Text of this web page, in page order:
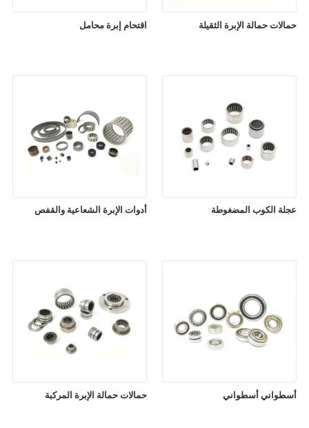
اقتحام إبرة محامل حمالات حمالة الإبرة الثقيلة
أدوات الإبرة الشعاعية والقفص عجلة الكوب المضغوطة
حمالات حمالة الإبرة المركبة أسطواني أسطواني